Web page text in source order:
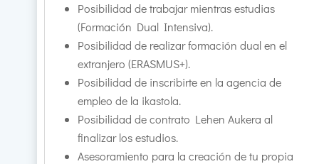
Posibilidad de trabajar mientras estudias
(Formación Dual Intensiva).
Posibilidad de realizar formación dual en el
extranjero (ERASMUS+).
Posibilidad de inscribirte en la agencia de
empleo de la ikastola.
Posibilidad de contrato Lehen Aukera al
finalizar los estudios.
Asesoramiento para la creación de tu propia